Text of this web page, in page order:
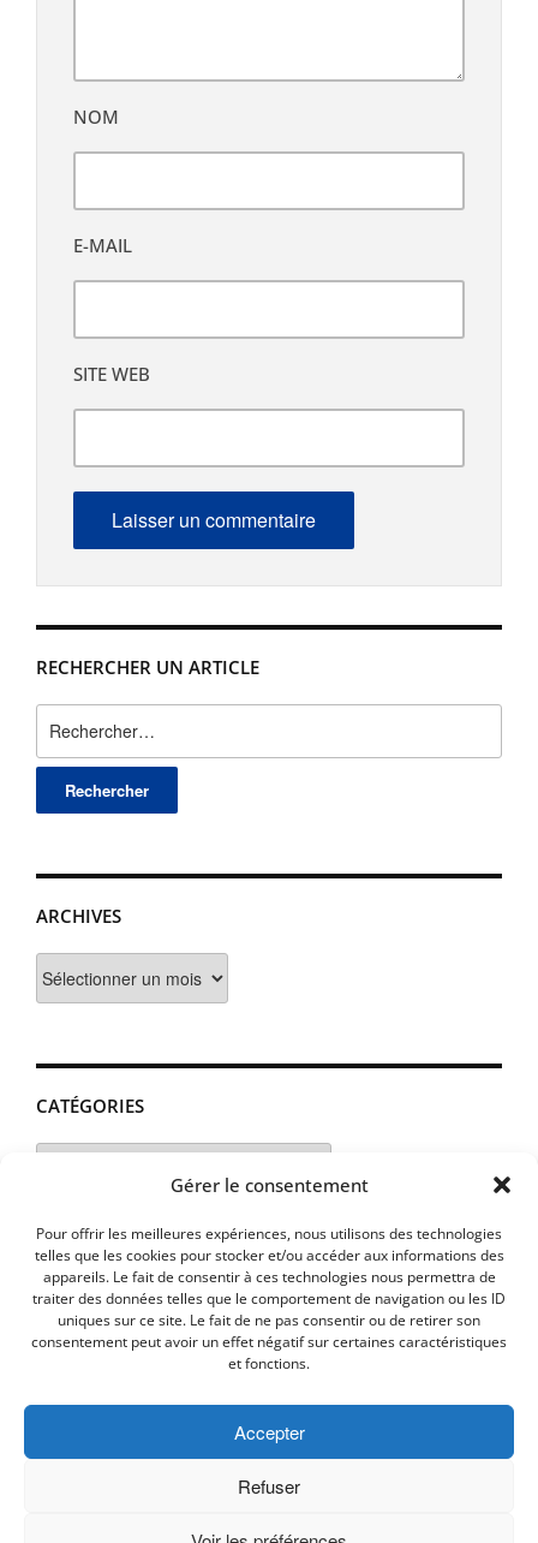
Gérer le consentement
Pour offrir les meilleures expériences, nous utilisons des technologies
telles que les cookies pour stocker et/ou accéder aux informations des
appareils. Le fait de consentir à ces technologies nous permettra de
traiter des données telles que le comportement de navigation ou les ID
uniques sur ce site. Le fait de ne pas consentir ou de retirer son
consentement peut avoir un effet négatif sur certaines caractéristiques
et fonctions.
Accepter
Refuser
RECHERCHER UN ARTICLE
ARCHIVES
CATÉGORIES
Catégories
NOM
E-MAIL
SITE WEB
PLAN D’ACCES
Copyright © 2026 Commune de Lavalette - Aude.